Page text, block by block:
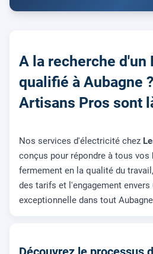
A la recherche d'un
qualifié à Aubagne
Artisans Pros sont
Nos services d'électricité chez
conçus pour répondre à tous
fermement en la qualité du
des tarifs et l'engagement
exceptionnelle dans tout